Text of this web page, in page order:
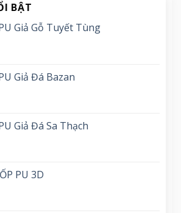
BẬT
Giả Gỗ Tuyết Tùng
Giả Đá Bazan
Giả Đá Sa Thạch
PU 3D